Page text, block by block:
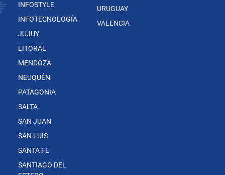
INFOSTYLE
INFOTECNOLOGÍA
JUJUY
LITORAL
MENDOZA
NEUQUÉN
PATAGONIA
SALTA
SAN JUAN
SAN LUIS
SANTA FE
SANTIAGO DEL
URUGUAY
VALENCIA